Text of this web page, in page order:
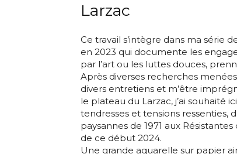
Larzac
Ce travail s’intègre dans ma série
en 2023 qui documente les
par l’art ou les luttes douces,
Après diverses recherches
divers entretiens et m’être
le plateau du Larzac, j’ai souhaité
tendresses et tensions ressenties,
paysannes de 1971 aux
de ce début 2024.
Une grande aquarelle sur papier